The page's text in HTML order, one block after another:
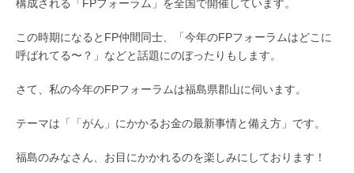
構成される「FPフォーラム」を全国で開催しています。
この時期になるとFP仲間同士、「今年のFPフォーラムはどこに
呼ばれてる〜？」などと話題にのぼったりもします。
さて、私の今年のFPフォーラムは福島県郡山に伺います。
テーマは「「がん」にかかるお金の最新事情と備え方」です。
福島のみなさん、お目にかかれるのを楽しみにしております！